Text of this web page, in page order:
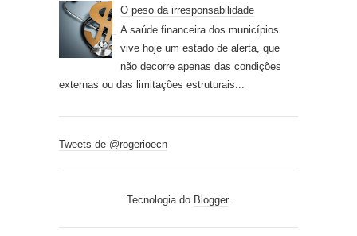
O peso da irresponsabilidade
A saúde financeira dos municípios
vive hoje um estado de alerta, que
não decorre apenas das condições
externas ou das limitações estruturais...
Tweets de @rogerioecn
Tecnologia do Blogger.